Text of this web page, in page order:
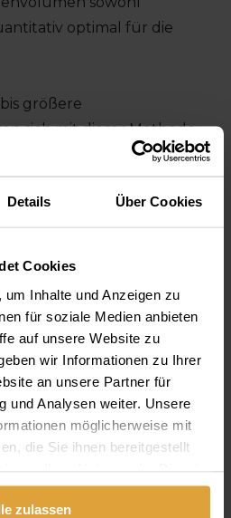
Details Über Cookies
Cookies
Inhalte und Anzeigen zu
für soziale Medien anbieten
auf unsere Website zu
wir Informationen zu Ihrer
an unsere Partner für
und Analysen weiter. Unsere
möglicherweise mit
die Sie ihnen bereitgestellt
Ihrer Nutzung der Dienste
zulassen
optimal für die
größere
sich mit dieser Methode
behandeln.
das innovative
BoneAlbuminals
Eigenknochen wird